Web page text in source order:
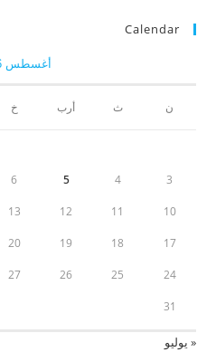
Calendar
أغسطس 2026
ن ث أرب خ
3
4
5
6
10
11
12
13
17
18
19
20
24
25
26
27
31
« يوليو